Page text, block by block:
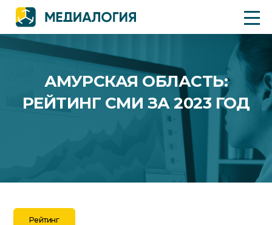
АМУРСКАЯ ОБЛАСТЬ:
РЕЙТИНГ СМИ ЗА 2023 ГОД
Рейтинг